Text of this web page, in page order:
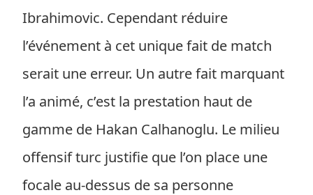
Ibrahimovic. Cependant réduire
l’événement à cet unique fait de match
serait une erreur. Un autre fait marquant
l’a animé, c’est la prestation haut de
gamme de Hakan Calhanoglu. Le milieu
offensif turc justifie que l’on place une
focale au-dessus de sa personne